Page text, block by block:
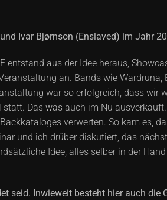
Ivar Bjørnson (Enslaved) im Jahr
entstand aus der Idee heraus,
an. Bands wie
war so erfolgreich, dass
Das was auch im Nu
verwerten. So kam es,
und ich drüber diskutiert, das
Idee, alles selber in der
seid. Inwieweit besteht hier auch